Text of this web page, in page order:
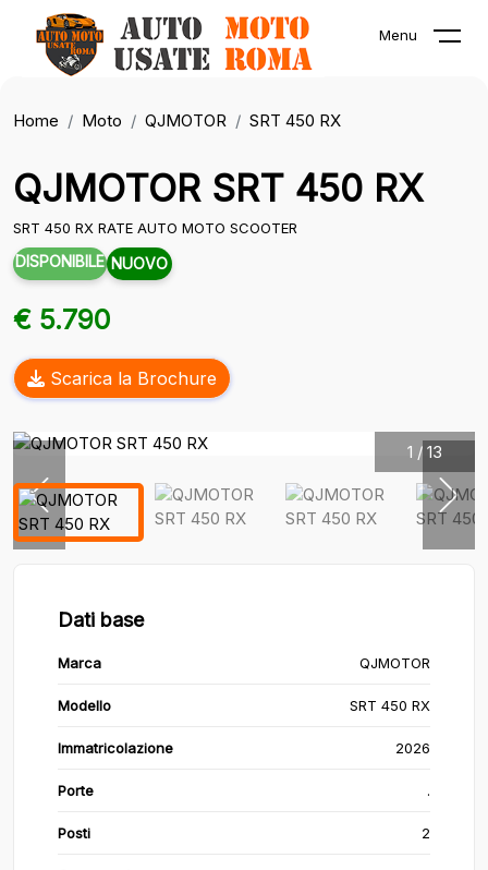
Menu
Home Moto QJMOTOR SRT 450 RX
QJMOTOR SRT 450 RX
SRT 450 RX RATE AUTO MOTO SCOOTER
DISPONIBILE NUOVO
€ 5.790
Scarica la Brochure
1 / 13
Dati base
Marca QJMOTOR
Modello SRT 450 RX
Immatricolazione 2026
Porte .
Posti 2